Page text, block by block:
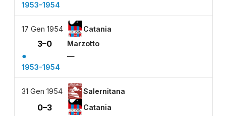
1953-1954
17 Gen 1954 Catania
3–0 Marzotto
●
—
1953-1954
31 Gen 1954 Salernitana
0–3 Catania